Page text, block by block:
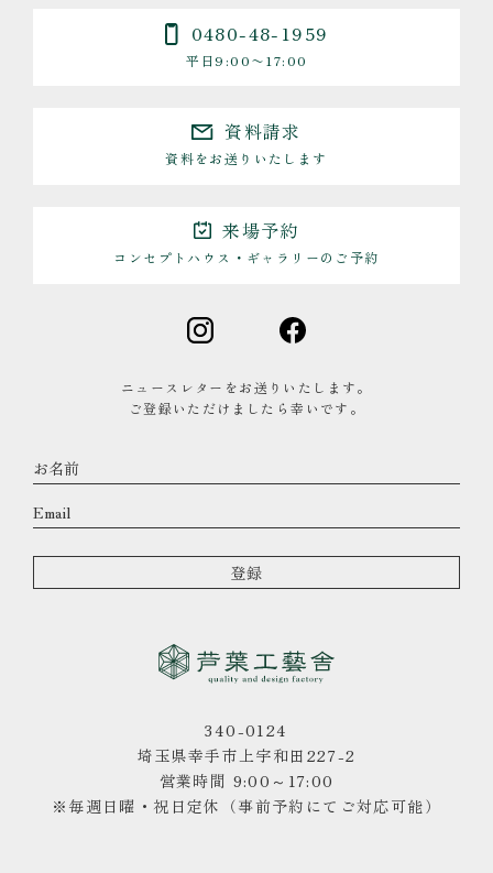
0480-48-1959
平日9:00〜17:00
資料請求
資料をお送りいたします
来場予約
コンセプトハウス・ギャラリーのご予約
ニュースレターをお送りいたします。
ご登録いただけましたら幸いです。
340-0124
埼玉県幸手市上宇和田227-2
営業時間 9:00～17:00
※毎週日曜・祝日定休（事前予約にてご対応可能）